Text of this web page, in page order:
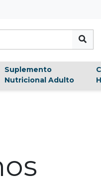
Suplemento
Nutricional Adulto